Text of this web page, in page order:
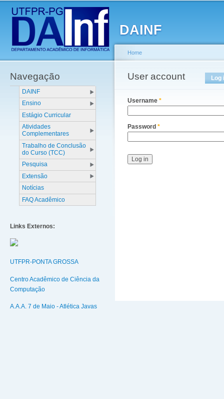
DAINF
Main menu
Navegação
DAINF
Ensino
Estágio Curricular
Atividades
Complementares
Trabalho de Conclusão
do Curso (TCC)
Pesquisa
Extensão
Notícias
FAQ Acadêmico
Links Externos:
UTFPR-PONTA GROSSA
Centro Acadêmico de Ciência da
Computação
A.A.A. 7 de Maio - Atlética Javas
You are here
Home
User account
Primary tabs Log
Username *
Password *